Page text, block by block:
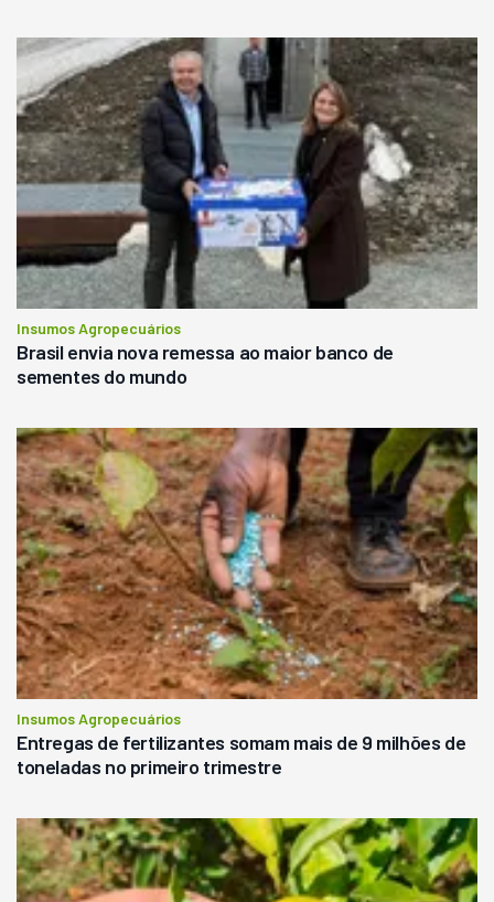
Insumos Agropecuários
Brasil envia nova remessa ao maior banco de
sementes do mundo
Insumos Agropecuários
Entregas de fertilizantes somam mais de 9 milhões de
toneladas no primeiro trimestre